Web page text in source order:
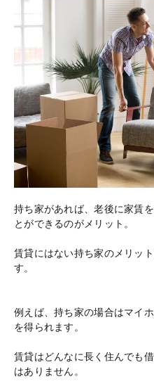
持ち家があれば、老後に家賃
とができるのがメリット。
賃貸にはない持ち家のメリッ
す。
例えば、持ち家の場合はマイ
を得られます。
賃貸はどんなに長く住んでも
はありません。